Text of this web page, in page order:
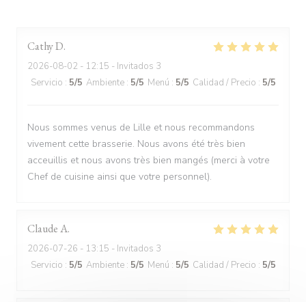
CathyD
2026-08-02 - 12:15 - Invitados 3
Servicio : 5/5 Ambiente : 5/5 Menú : 5/5 Calidad / Precio : 5/5
Nous sommes venus de Lille et nous recommandons
vivement cette brasserie. Nous avons été très bien
acceuillis et nous avons très bien mangés (merci à votre
Chef de cuisine ainsi que votre personnel).
ClaudeA
2026-07-26 - 13:15 - Invitados 3
Servicio : 5/5 Ambiente : 5/5 Menú : 5/5 Calidad / Precio : 5/5